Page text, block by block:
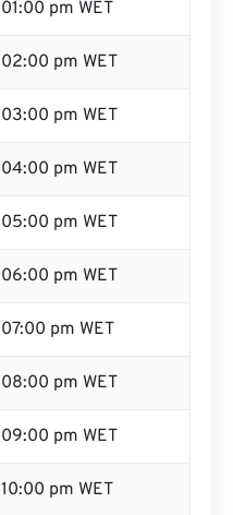
01:00 pm WET
02:00 pm WET
03:00 pm WET
04:00 pm WET
05:00 pm WET
06:00 pm WET
07:00 pm WET
08:00 pm WET
09:00 pm WET
10:00 pm WET